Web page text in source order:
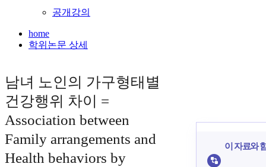
공개강의
home
학위논문 상세
남녀 노인의 가구형태별
건강행위 차이 =
Association between
Family arrangements and
Health behaviors by
이 자료와